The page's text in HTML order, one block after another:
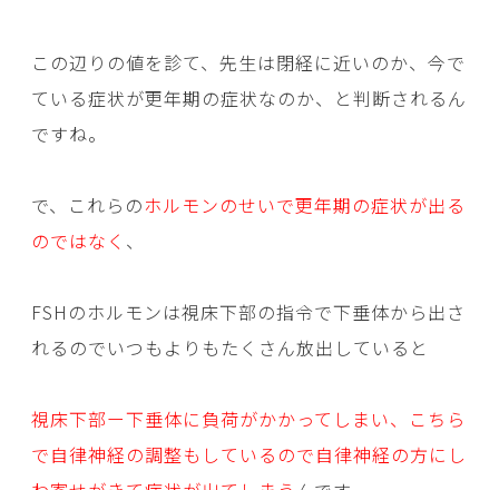
この辺りの値を診て、先生は閉経に近いのか、今で
ている症状が更年期の症状なのか、と判断されるん
ですね。
で、これらのホルモンのせいで更年期の症状が出る
のではなく 、
FSHのホルモンは視床下部の指令で下垂体から出さ
れるのでいつもよりもたくさん放出していると
視床下部ー下垂体に負荷がかかってしまい、こちら
で自律神経の調整もしているので自律神経の方にし